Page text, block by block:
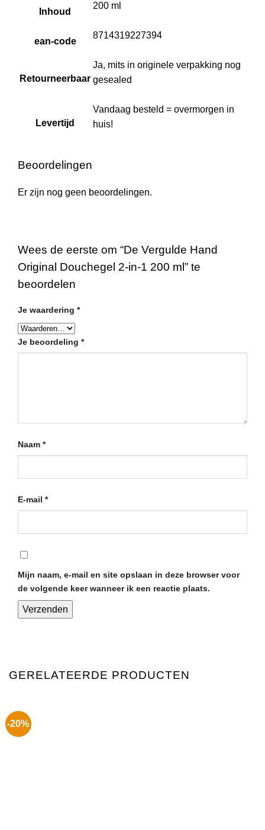
Inhoud
200 ml
ean-code
8714319227394
Retourneerbaar
Ja, mits in originele verpakking nog
gesealed
Levertijd
Vandaag besteld = overmorgen in
huis!
Beoordelingen
Er zijn nog geen beoordelingen.
Wees de eerste om “De Vergulde Hand
Original Douchegel 2-in-1 200 ml” te
beoordelen
Je waardering *
Je beoordeling *
Naam *
E-mail *
Mijn naam, e-mail en site opslaan in deze browser voor
de volgende keer wanneer ik een reactie plaats.
GERELATEERDE PRODUCTEN
-20%